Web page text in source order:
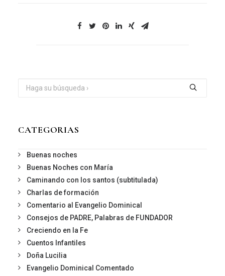
CATEGORIAS
Buenas noches
Buenas Noches con María
Caminando con los santos (subtitulada)
Charlas de formación
Comentario al Evangelio Dominical
Consejos de PADRE, Palabras de FUNDADOR
Creciendo en la Fe
Cuentos Infantiles
Doña Lucilia
Evangelio Dominical Comentado